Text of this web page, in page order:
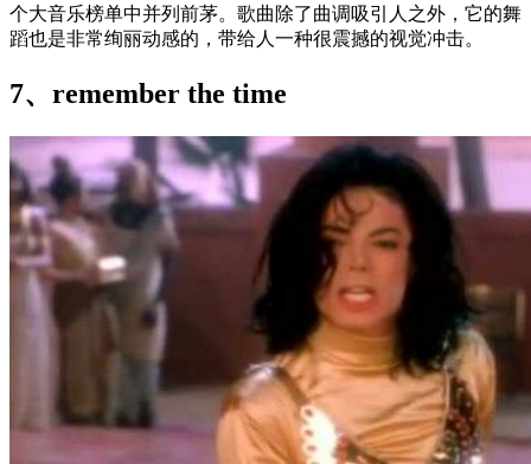
个大音乐榜单中并列前茅。歌曲除了曲调吸引人之外，它的舞
蹈也是非常绚丽动感的，带给人一种很震撼的视觉冲击。
7、remember the time